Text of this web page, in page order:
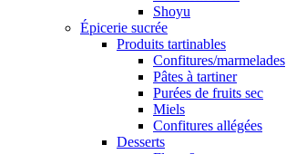
Shoyu
Épicerie sucrée
Produits tartinables
Confitures/marmelades
Pâtes à tartiner
Purées de fruits sec
Miels
Confitures allégées
Desserts